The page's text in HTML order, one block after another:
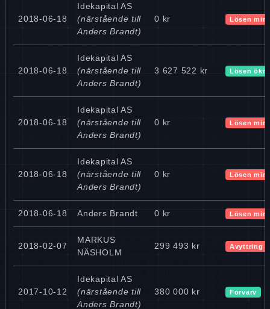
2018-06-18
Idekapital AS
(närstående till
Anders Brandt)
0 kr Lösen
2018-06-18
Idekapital AS
(närstående till
Anders Brandt)
3 627 522 kr Lösen
2018-06-18
Idekapital AS
(närstående till
Anders Brandt)
0 kr Lösen
2018-06-18
Idekapital AS
(närstående till
Anders Brandt)
0 kr Lösen
2018-06-18 Anders Brandt 0 kr Lösen
2018-02-07
MARKUS
NÄSHOLM
299 493 kr Avyttring
2017-10-12
Idekapital AS
(närstående till
Anders Brandt)
380 000 kr Förvärv